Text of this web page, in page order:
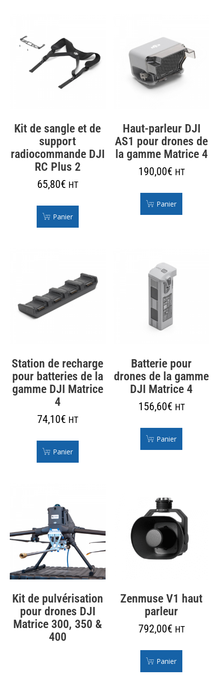
Kit de sangle et de
support
radiocommande DJI
RC Plus 2
65,80€ HT
Panier
Haut-parleur DJI
AS1 pour drones de
la gamme Matrice 4
190,00€ HT
Panier
Station de recharge
pour batteries de la
gamme DJI Matrice
4
74,10€ HT
Panier
Batterie pour
drones de la gamme
DJI Matrice 4
156,60€ HT
Panier
Kit de pulvérisation
pour drones DJI
Matrice 300, 350 &
400
Zenmuse V1 haut
parleur
792,00€ HT
Panier